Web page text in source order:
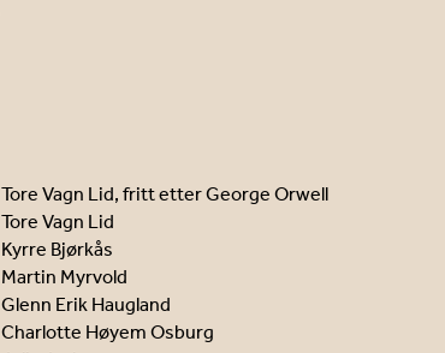
Tore Vagn Lid, fritt etter George Orwell
Tore Vagn Lid
Kyrre Bjørkås
Martin Myrvold
Glenn Erik Haugland
Charlotte Høyem Osburg